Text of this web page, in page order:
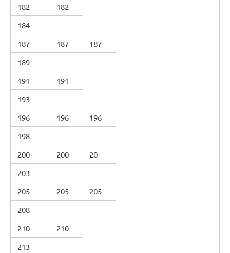
182
182
184
187
187
187
189
191
191
193
196
196
196
198
200
200
20
203
205
205
205
208
210
210
213